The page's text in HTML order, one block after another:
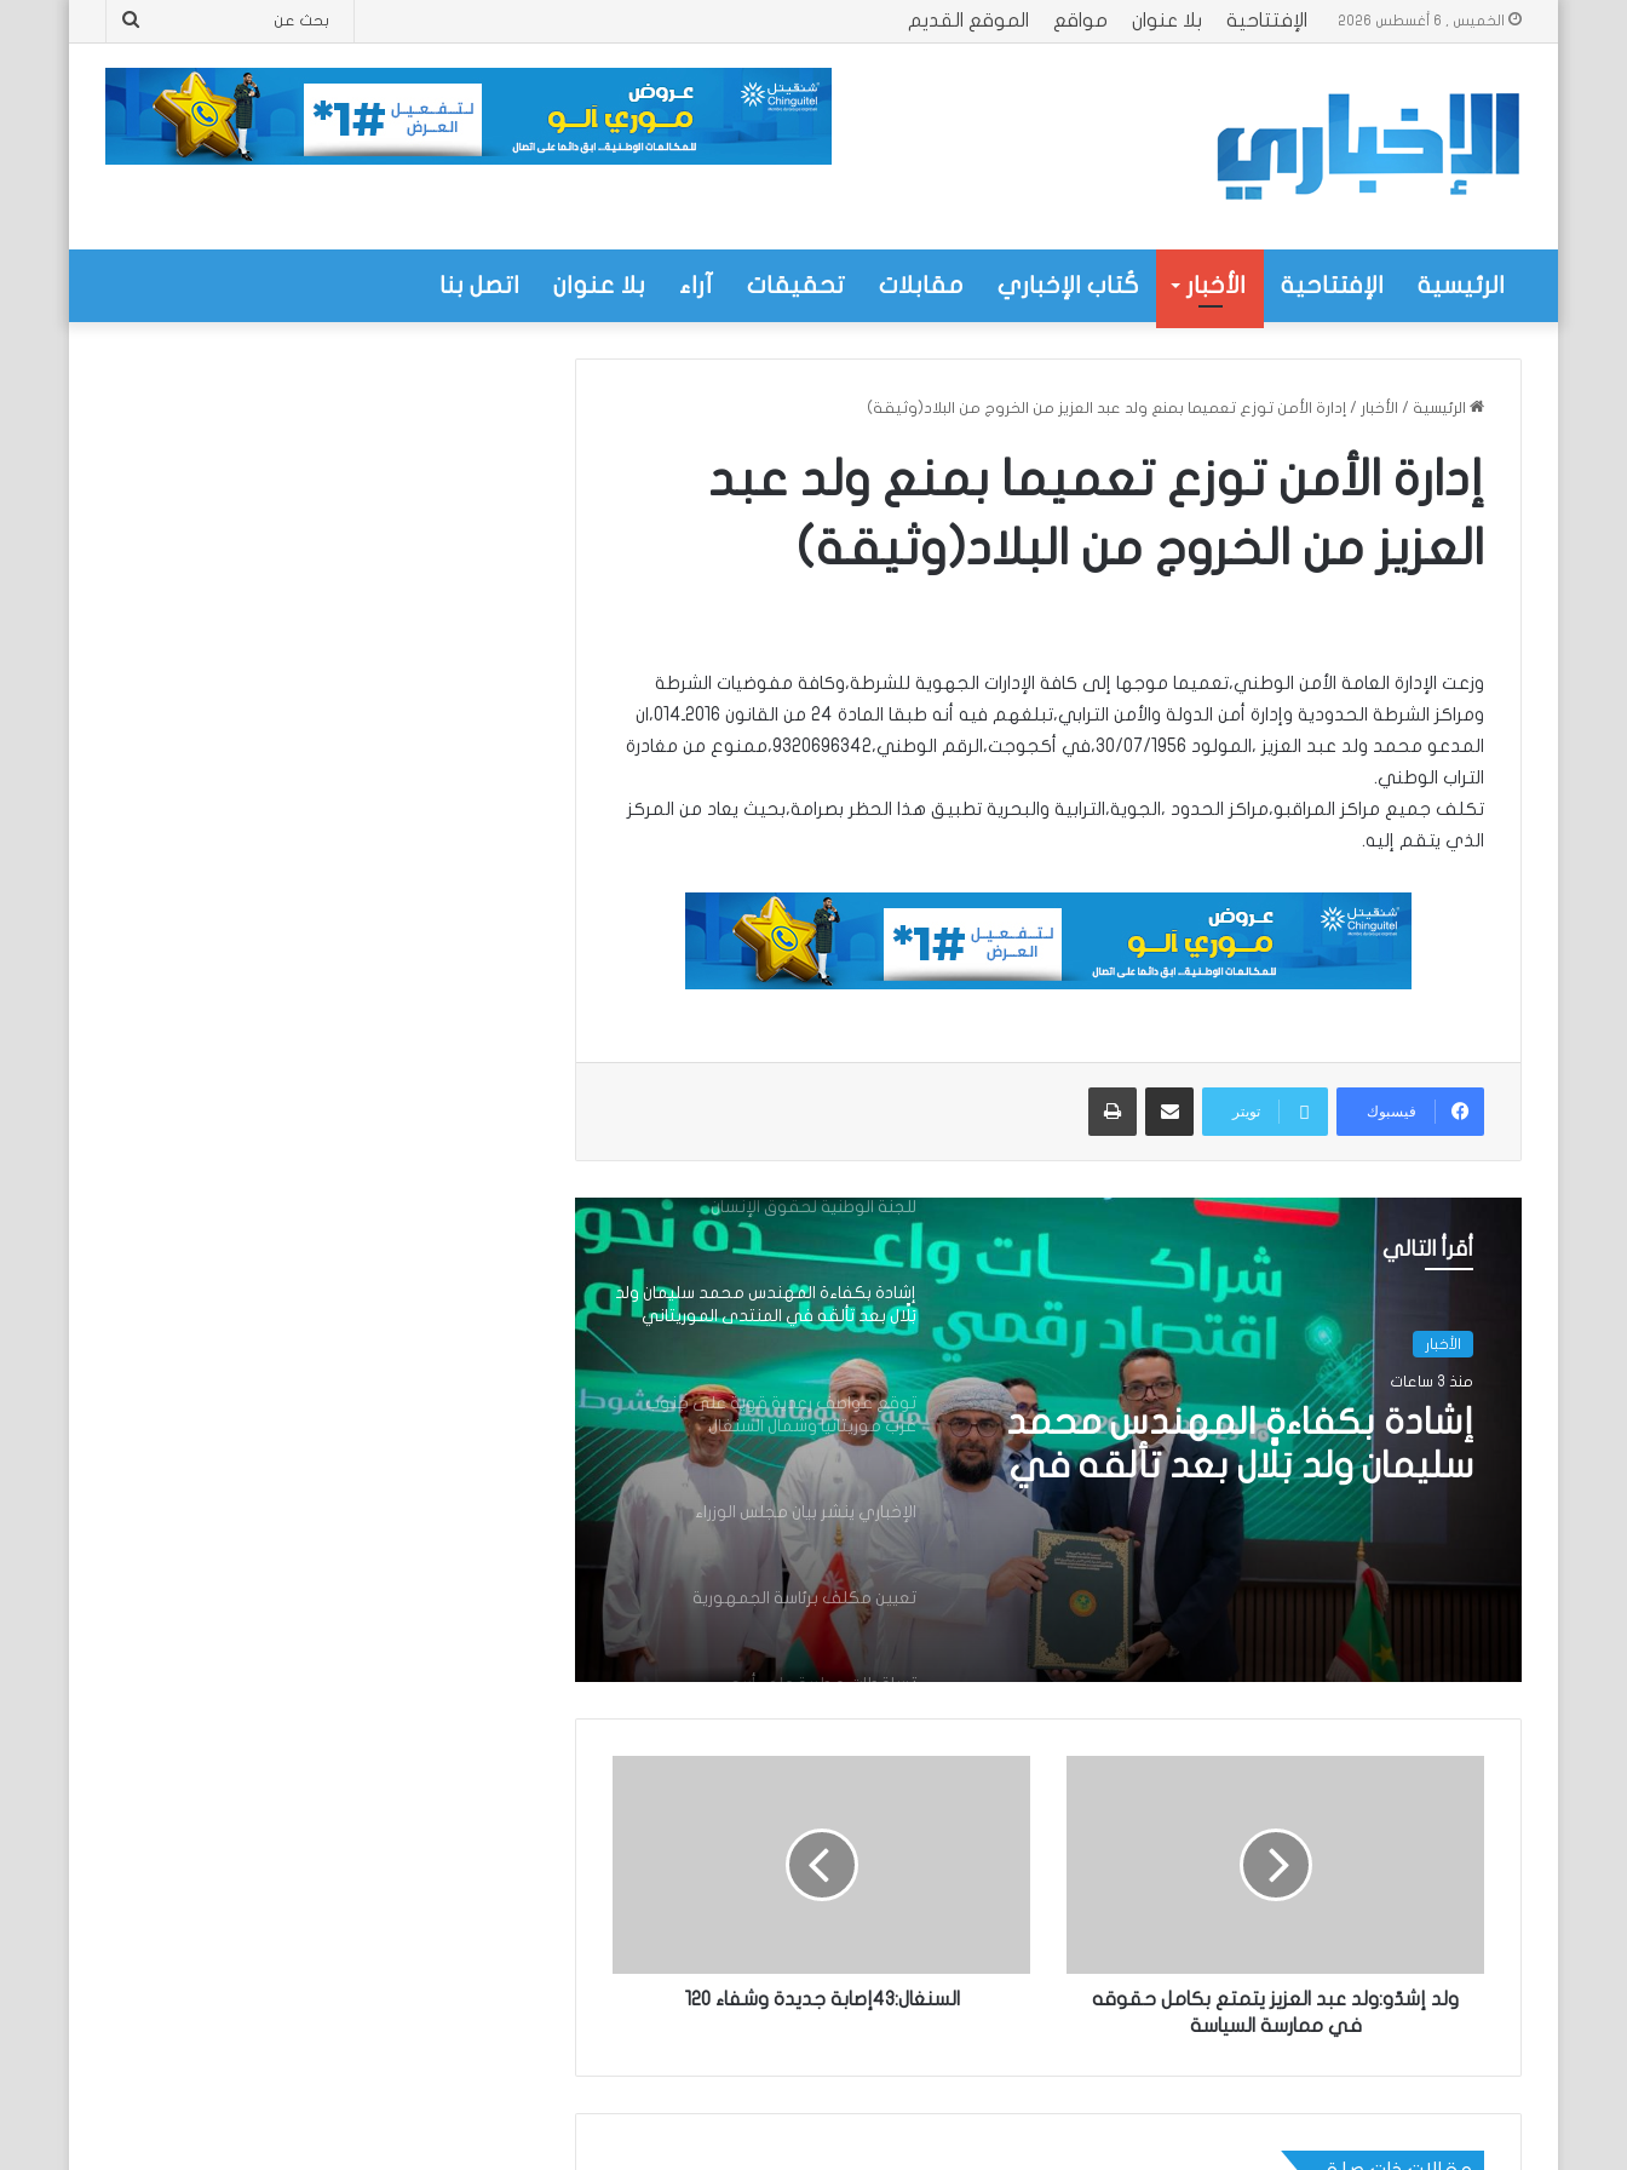
الخميس , 6 أغسطس 2026 الإفتتاحية بلا عنوان مواقع الموقع القديم بحث
الرئيسية الإفتتاحية الأخبار كُتاب الإخباري مقابلات تحقيقات آراء بلا عنوان اتصل بنا
الرئيسية / الأخبار / إدارة الأمن توزع تعميما بمنع ولد عبد العزيز من الخروج من البلاد(وثيقة)
إدارة الأمن توزع تعميما بمنع ولد عبد
العزيز من الخروج من البلاد(وثيقة)
وزعت الإدارة العامة الأمن الوطني،تعميما موجها إلى كافة الإدارات الجهوية للشرطة،وكافة مفوضيات الشرطة
ومراكز الشرطة الحدودية وإدارة أمن الدولة والأمن الترابي،تبلغهم فيه أنه طبقا المادة 24 من القانون 2016ـ014،ان
المدعو محمد ولد عبد العزيز ،المولود 30/07/1956،في أكجوجت،الرقم الوطني،9320696342،ممنوع من مغادرة
التراب الوطني.
تكلف جميع مراكز المراقبو،مراكز الحدود ،الجوية،الترابية والبحرية تطبيق هذا الحظر بصرامة،بحيث يعاد من المركز
الذي يتقم إليه.
فيسبوك تويتر
مشاركة عبر البريد طباعة
أقرأ التالي
الأخبار
منذ 3 ساعات
إشادة بكفاءة المهندس محمد
سليمان ولد بَلَّال بعد تألقه في
المنتدى الموريتاني العُماني
تساقطات مطرية على أربع
مجلس الوزراء يعقد اجتماعه الأسبوعي
تعيين رئيس للمجلس الوطني للتنظيم
تعيين مستشارين بديوان الوزير الأول
للجنة الوطنية لحقوق الإنسان
إشادة بكفاءة المهندس محمد سليمان ولد
بَلَّال بعد تألقه في المنتدى الموريتاني
العُماني
توقع عواصف رعدية قوية على جنوب
غرب موريتانيا وشمال السنغال
الإخباري ينشر بيان مجلس الوزراء
تعيين مكلف برئاسة الجمهورية
تساقطات مطرية على أربع
تعيين رئيس للمجلس الوطني للتنظيم
الخبز على عموم التراب الوطني
ولد إشدّو:ولد عبد العزيز يتمتع بكامل حقوقه
في ممارسة السياسة
السنغال:43إصابة جديدة وشفاء 120